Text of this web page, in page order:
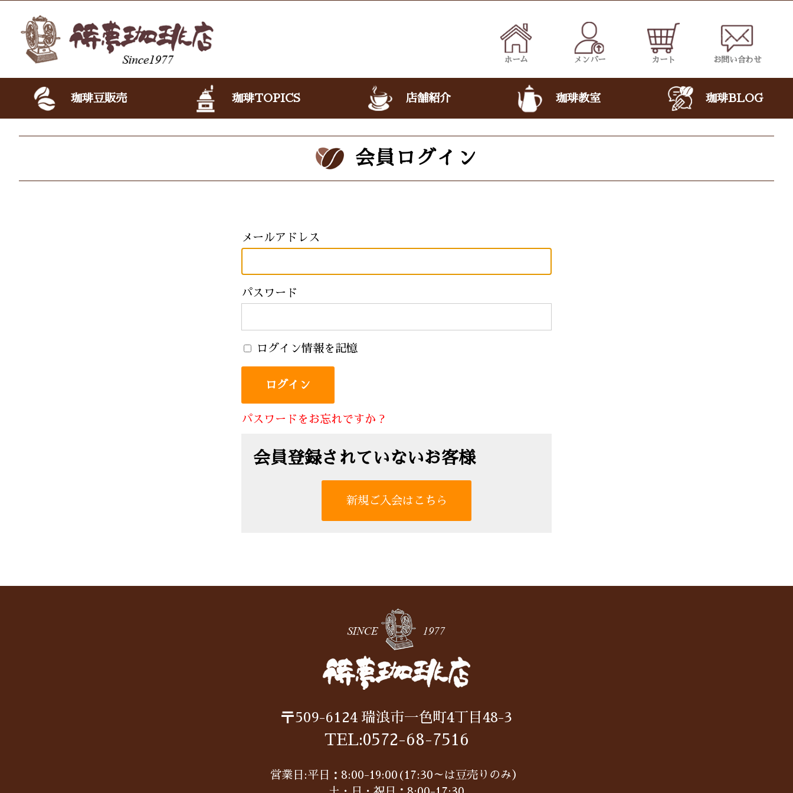
ホーム メンバー カート お問い合わせ
珈琲豆販売 珈琲TOPICS 店舗紹介 珈琲教室 珈琲BLOG
会員ログイン
メールアドレス
パスワード
ログイン情報を記憶
パスワードをお忘れですか ?
会員登録されていないお客様
新規ご入会はこちら
〒509-6124 瑞浪市一色町4丁目48-3
TEL:0572-68-7516
営業日:平日：8:00-19:00(17:30～は豆売りのみ）